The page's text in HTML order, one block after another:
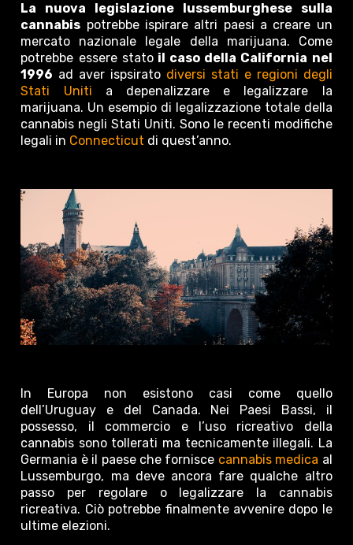
La nuova legislazione lussemburghese sulla
cannabis potrebbe ispirare altri paesi a creare un
mercato nazionale legale della marijuana. Come
potrebbe essere statoil caso della California nel
1996 ad aver ispsirato diversi stati e regioni degli
Stati Uniti a depenalizzare e legalizzare la
marijuana. Un esempio di legalizzazione totale della
cannabis negli Stati Uniti. Sono le recenti modifiche
legali in Connecticut di quest’anno.
In Europa non esistono casi come quello
dell’Uruguay e del Canada. Nei Paesi Bassi, il
possesso, il commercio e l’uso ricreativo della
cannabis sono tollerati ma tecnicamente illegali. La
Germania è il paese che fornisce cannabis medica al
Lussemburgo, ma deve ancora fare qualche altro
passo per regolare o legalizzare la cannabis
ricreativa. Ciò potrebbe finalmente avvenire dopo le
ultime elezioni.